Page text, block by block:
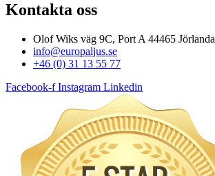
Kontakta oss
Olof Wiks väg 9C, Port A 44465 Jörlanda
info@europaljus.se
+46 (0) 31 13 55 77
Facebook-f Instagram Linkedin